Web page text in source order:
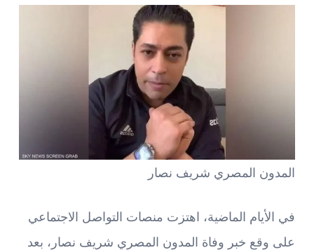
المدون المصري شريف نصار
في الأيام الماضية، اهتزت منصات التواصل الاجتماعي
على وقع خبر وفاة المدون المصري شريف نصار، بعد